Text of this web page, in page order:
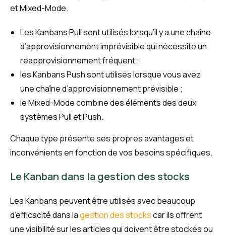
et Mixed-Mode.
Les Kanbans Pull sont utilisés lorsqu’il y a une chaîne
d’approvisionnement imprévisible qui nécessite un
réapprovisionnement fréquent ;
les Kanbans Push sont utilisés lorsque vous avez
une chaîne d’approvisionnement prévisible ;
le Mixed-Mode combine des éléments des deux
systèmes Pull et Push.
Chaque type présente ses propres avantages et
inconvénients en fonction de vos besoins spécifiques.
Le Kanban dans la gestion des stocks
Les Kanbans peuvent être utilisés avec beaucoup
d’efficacité dans lagestion des stockscar ils offrent
une visibilité sur les articles qui doivent être stockés ou